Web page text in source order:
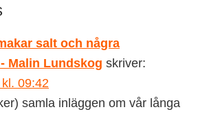
salt och några
Malin Lundskog skriver:
09:42
samla inläggen om vår långa